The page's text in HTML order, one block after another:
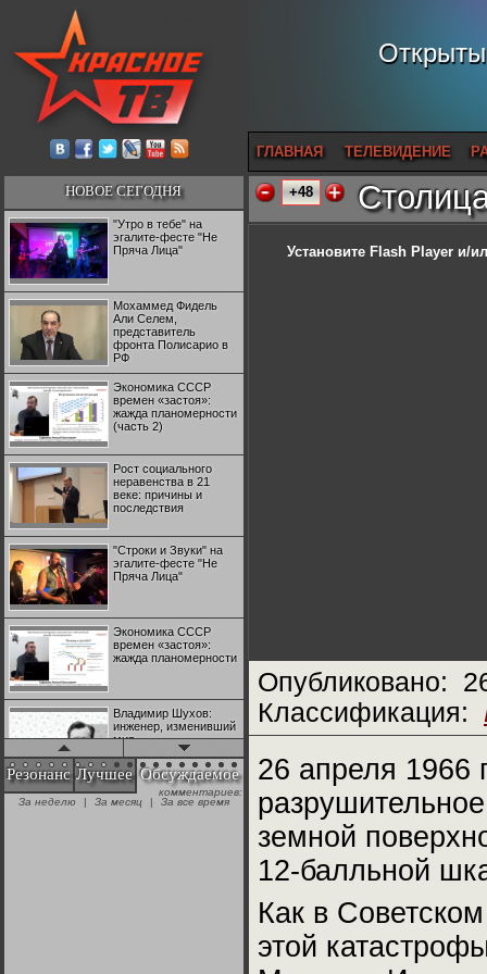
ГЛАВНАЯ ТЕЛЕВИДЕНИЕ
НОВОЕ СЕГОДНЯ
"Утро в тебе" на
эгалите-фесте "Не
Пряча Лица"
Мохаммед Фидель
Али Селем,
представитель
фронта Полисарио в
РФ
Экономика СССР
времен «застоя»:
жажда планомерности
(часть 2)
Рост социального
неравенства в 21
веке: причины и
последствия
"Строки и Звуки" на
эгалите-фесте "Не
Пряча Лица"
Экономика СССР
времен «застоя»:
жажда планомерности
Владимир Шухов:
инженер, изменивший
мир
"Аркадий Коц" на
эгалите-фесте "Не
Резонанс Лучшее Обсуждаемое
комментариев:
За неделю
| За месяц | За все время
+48
Установите Flash Player и/
Опубликовано:
Классификация:
26 апреля 1966
земной
12-балльной
Как в
этой